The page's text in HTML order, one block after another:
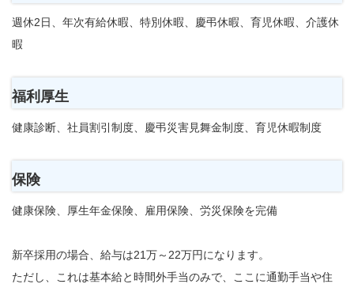
週休2日、年次有給休暇、特別休暇、慶弔休暇、育児休暇、介護休
暇
福利厚生
健康診断、社員割引制度、慶弔災害見舞金制度、育児休暇制度
保険
健康保険、厚生年金保険、雇用保険、労災保険を完備
新卒採用の場合、給与は21万～22万円になります。
ただし、これは基本給と時間外手当のみで、ここに通勤手当や住